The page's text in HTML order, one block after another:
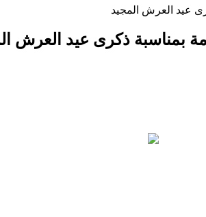
عيد العرش المجيد
بمناسبة ذكرى عيد العرش